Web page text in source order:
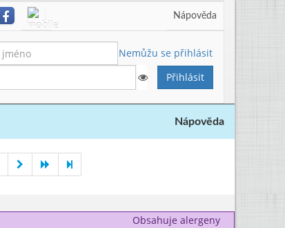
Nápověda
Nemůžu se přihlásit
Nápověda
Obsahuje alergeny